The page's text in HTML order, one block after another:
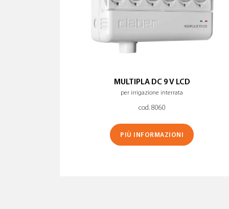
MULTIPLA DC 9 V LCD
per irrigazione interrata
cod. 8060
PIÙ INFORMAZIONI